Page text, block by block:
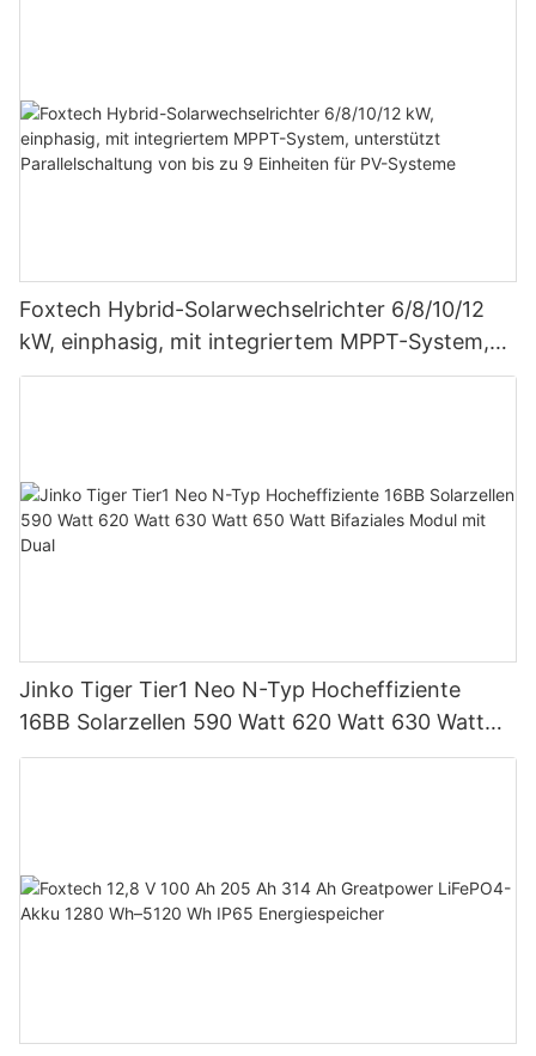
Foxtech Hybrid-Solarwechselrichter 6/8/10/12
kW, einphasig, mit integriertem MPPT-System,
unterstützt Parallelschaltung von bis zu 9
Jinko Tiger Tier1 Neo N-Typ Hocheffiziente
16BB Solarzellen 590 Watt 620 Watt 630 Watt
650 Watt Bifaziales Modul mit Dual